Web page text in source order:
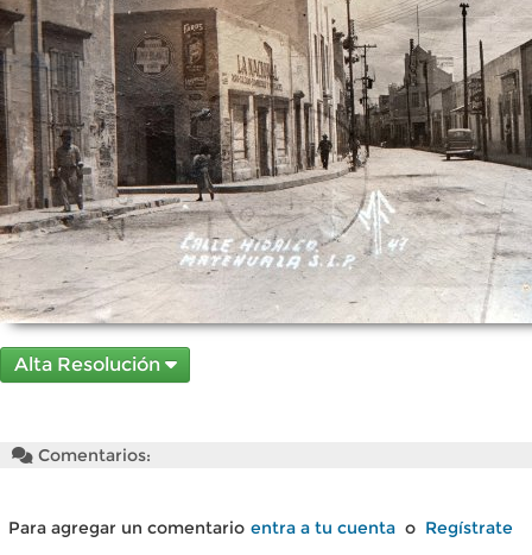
Alta Resolución
Comentarios:
Para agregar un comentario entra a tu cuenta o Regístrate